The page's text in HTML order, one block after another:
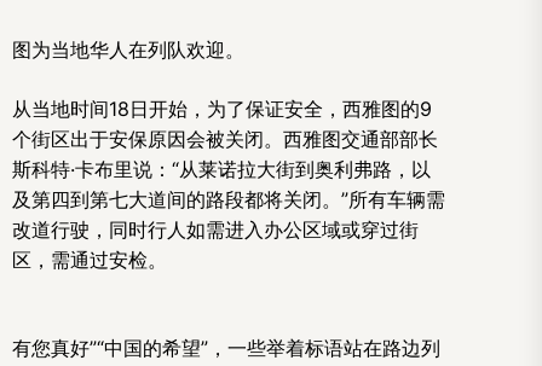
图为当地华人在列队欢迎。
从当地时间18日开始，为了保证安全，西雅图的9
个街区出于安保原因会被关闭。西雅图交通部部长
斯科特·卡布里说：“从莱诺拉大街到奥利弗路，以
及第四到第七大道间的路段都将关闭。”所有车辆需
改道行驶，同时行人如需进入办公区域或穿过街
区，需通过安检。
有您真好”“中国的希望”，一些举着标语站在路边列